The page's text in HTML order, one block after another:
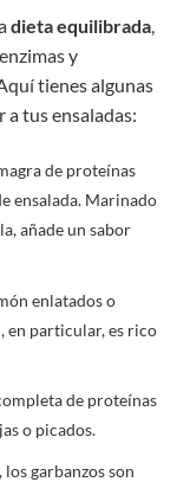
dieta equilibrada,
y
tienes algunas
a tus ensaladas:
de proteínas
ensalada. Marinado
añade un sabor
enlatados o
en particular, es rico
de proteínas
o picados.
garbanzos son